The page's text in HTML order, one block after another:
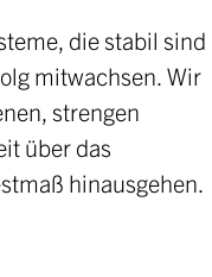
die stabil sind
mitwachsen. Wir
strengen
über das
hinausgehen.